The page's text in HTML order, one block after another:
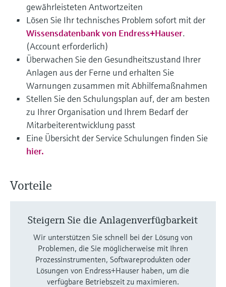
gewährleisteten Antwortzeiten
Lösen Sie Ihr technisches Problem sofort mit der
Wissensdatenbank von Endress+Hauser.
(Account erforderlich)
Überwachen Sie den Gesundheitszustand Ihrer
Anlagen aus der Ferne und erhalten Sie
Warnungen zusammen mit Abhilfemaßnahmen
Stellen Sie den Schulungsplan auf, der am besten
zu Ihrer Organisation und Ihrem Bedarf der
Mitarbeiterentwicklung passt
Eine Übersicht der Service Schulungen finden Sie
hier.
Vorteile
Steigern Sie die Anlagenverfügbarkeit
Wir unterstützen Sie schnell bei der Lösung von
Problemen, die Sie möglicherweise mit Ihren
Prozessinstrumenten, Softwareprodukten oder
Lösungen von Endress+Hauser haben, um die
verfügbare Betriebszeit zu maximieren.